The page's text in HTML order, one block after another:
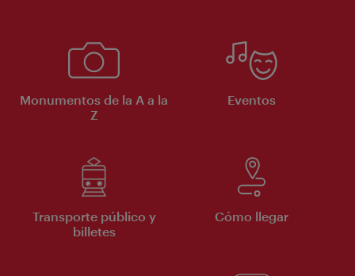
Monumentos de la A a la
Z
Eventos
Transporte público y
billetes
Cómo llegar